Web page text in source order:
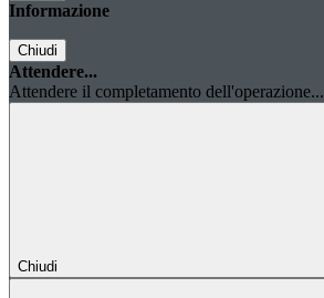
Informazione
Chiudi
Attendere...
Attendere il completamento dell'operazione...
Chiudi